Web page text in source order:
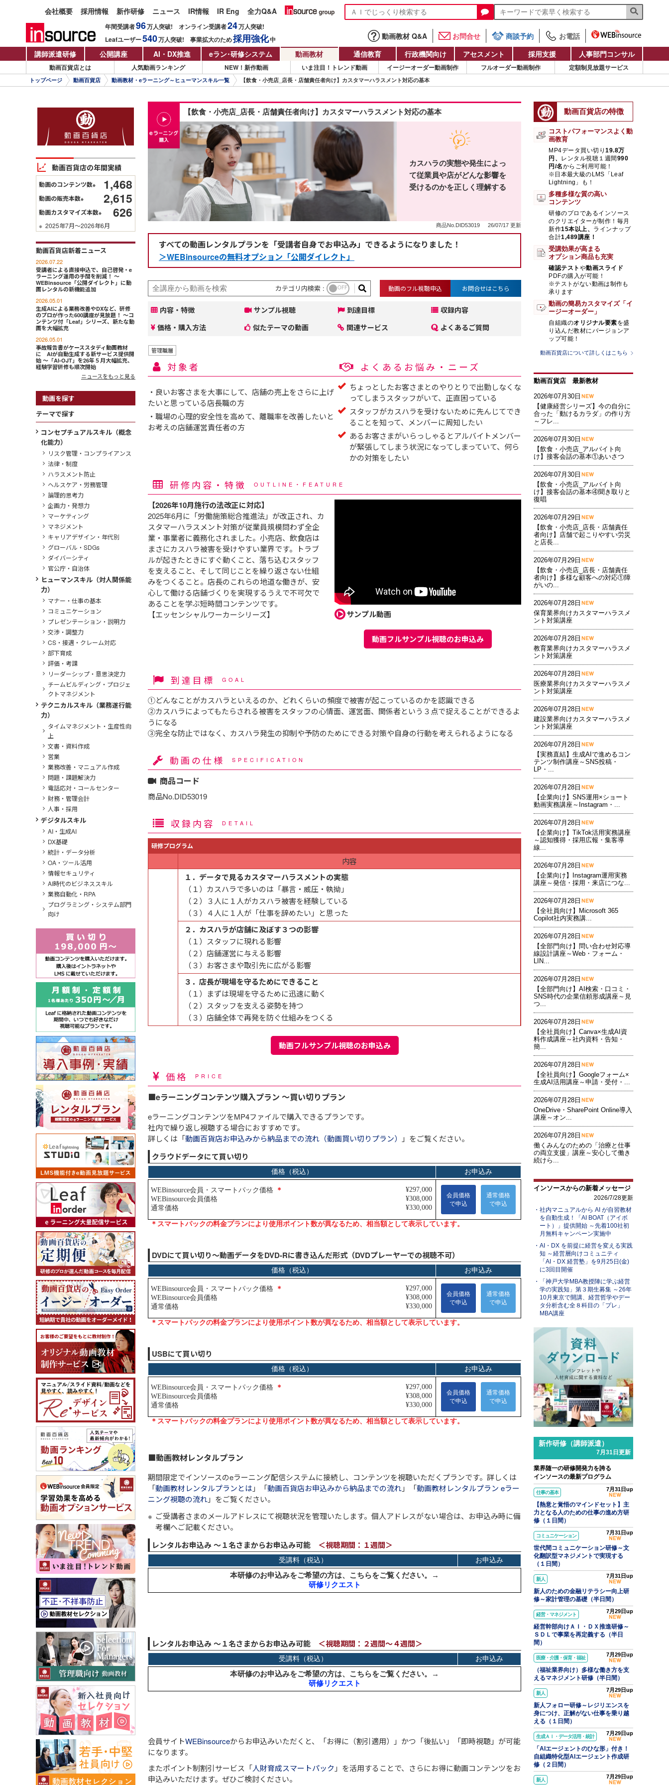
会社概要 採用情報 新作研修 ニュース IR情報 IR Eng 全力Q&A
年間受講者96万人突破! オンライン受講者24万人突破!
Leafユーザー540万人突破! 事業拡大のため採用強化中 動画教材 Q&A お問合せ 商談予約
お電話
講師派遣研修
公開講座 AI・DX推進 eラン・研修システム 動画教材 通信教育 行政機関向け アセスメント 採用支援 人事部門コンサル
動画百貨店とは 人気動画ランキング NEW！新作動画 いま注目！トレンド動画 イージーオーダー動画制作 フルオーダー動画制作 定額制見放題サービス
トップページ 動画百貨店 動画教材・eラーニング～ヒューマンスキル一覧 【飲食・小売店_店長・店舗責任者向け】カスタマーハラスメント対応の基本
【飲食・小売店_店長・店舗責任者向け】カスタマーハラスメント対応の基本
カスハラの実態や発生によっ
て従業員や店がどんな影響を
受けるのかを正しく理解する
商品No.DID53019 26/07/17 更新
すべての動画レンタルプランを「受講者自身でお申込み」できるようになりました！
＞WEBinsourceの無料オプション「公開ダイレクト」
カテゴリ内検索 : OFF 動画のフル視聴申込 お問合せはこちら
内容・特徴 サンプル視聴 到達目標
収録内容
価格・購入方法
似たテーマの動画 関連サービス よくあるご質問
管理職層
対象者
・良いお客さまを大事にして、店舗の売上をさらに上げ
たいと思っている店長職の方
・職場の心理的安全性を高めて、離職率を改善したいと
お考えの店舗運営責任者の方
よくあるお悩み・ニーズ
ちょっとしたお客さまとのやりとりで出勤しなくな
ってしまうスタッフがいて、正直困っている
スタッフがカスハラを受けないために先んじてでき
ることを知って、メンバーに周知したい
あるお客さまがいらっしゃるとアルバイトメンバー
が緊張してしまう状況になってしまっていて、何ら
かの対策をしたい
研修内容・特徴 OUTLINE・FEATURE
サンプル動画
動画フルサンプル視聴のお申込み
【2026年10月施行の法改正に対応】
2025年6月に「労働施策総合推進法」が改正され、カ
スタマーハラスメント対策が従業員規模問わず全企
業・事業者に義務化されました。小売店、飲食店は
まさにカスハラ被害を受けやすい業界です。トラブ
ルが起きたときにすぐ動くこと、落ち込むスタッフ
を支えること、そして同じことを繰り返さない仕組
みをつくること。店長のこれらの地道な働きが、安
心して働ける店舗づくりを実現するうえで不可欠で
あることを学ぶ短時間コンテンツです。
【エッセンシャルワーカーシリーズ】
到達目標 GOAL
①どんなことがカスハラといえるのか、どれくらいの頻度で被害が起こっているのかを認識できる
②カスハラによってもたらされる被害をスタッフの心情面、運営面、関係者という３点で捉えることができるよ
うになる
③完全な防止ではなく、カスハラ発生の抑制や予防のためにできる対策や自身の行動を考えられるようになる
動画の仕様 SPECIFICATION
商品コード
商品No.DID53019
収録内容 DETAIL
研修プログラム
内容
１．データで見るカスタマーハラスメントの実態
（１）カスハラで多いのは「暴言・威圧・執拗」
（２）３人に１人がカスハラ被害を経験している
（３）４人に１人が「仕事を辞めたい」と思った
２．カスハラが店舗に及ぼす３つの影響
（１）スタッフに現れる影響
（２）店舗運営に与える影響
（３）お客さまや取引先に広がる影響
３．店長が現場を守るためにできること
（１）まずは現場を守るために迅速に動く
（２）スタッフを支える姿勢を持つ
（３）店舗全体で再発を防ぐ仕組みをつくる
動画フルサンプル視聴のお申込み
価格 PRICE
■eラーニングコンテンツ購入プラン ～買い切りプラン
eラーニングコンテンツをMP4ファイルで購入できるプランです。
社内で繰り返し視聴する場合におすすめです。
詳しくは「動画百貨店お申込みから納品までの流れ（動画買い切りプラン） 」をご覧ください。
クラウドデータにて買い切り
DVDにて買い切り～動画データをDVD-Rに書き込んだ形式（DVDプレーヤーでの視聴不可）
USBにて買い切り
■動画教材レンタルプラン
期間限定でインソースのeラーニング配信システムに接続し、コンテンツを視聴いただくプランです。詳しくは
「動画教材レンタルプランとは 」「動画百貨店お申込みから納品までの流れ」「動画教材レンタルプラン eラー
ニング視聴の流れ」をご覧ください。
ご受講者さまのメールアドレスにて視聴状況を管理いたします。個人アドレスがない場合は、お申込み時に備
考欄へご記載ください。
レンタルお申込み ～１名さまからお申込み可能 ＜視聴期間：１週間＞
レンタルお申込み ～１名さまからお申込み可能 ＜視聴期間：２週間～４週間＞
会員サイトWEBinsourceからお申込みいただくと、 「お得に（割引適用）」 かつ 「後払い」 「即時視聴」 が可能
になります。
またポイント制割引サービス「人財育成スマートパック 」を活用することで、さらにお得に動画コンテンツをお
申込みいただけます。ぜひご検討ください。
動画百貨店の年間実績
動画のコンテンツ数※ 1,468
動画の販売本数※ 2,615
動画カスタマイズ本数※ 626
※ 2025年7月～2026年6月
動画百貨店新着ニュース
2026.07.22
受講者による直接申込で、自己啓発・e
ラーニング運用の手間を削減！ ～
WEBinsource「公開ダイレクト」に動
画レンタルの新機能追加
2026.05.01
生成AIによる業務改善やDXなど、研修
のプロが作った600講座が見放題！ ～コ
ンテンツ付「Leaf」シリーズ、新たな動
画を大幅拡充
2026.05.01
事故報告書がケーススタディ動画教材
に AIが自動生成する新サービス提供開
始 ～「AI-OJT」を26年５月大幅拡充、
経験学習研修も順次開始
ニュースをもっと見る
動画を探す
テーマで探す
コンセプチュアルスキル（概念
化能力）
リスク管理・コンプライアンス
法律・制度
ハラスメント防止
ヘルスケア・労務管理
論理的思考力
企画力・発想力
マーケティング
マネジメント
キャリアデザイン・年代別
グローバル・SDGs
ダイバーシティ
官公庁・自治体
ヒューマンスキル（対人関係能
力）
マナー・仕事の基本
コミュニケーション
プレゼンテーション・説明力
交渉・調整力
CS・接遇・クレーム対応
部下育成
評価・考課
リーダーシップ・意思決定力
チームビルディング・プロジェ
クトマネジメント
テクニカルスキル（業務遂行能
力）
タイムマネジメント・生産性向
上
文書・資料作成
営業
業務改善・マニュアル作成
問題・課題解決力
電話応対・コールセンター
財務・管理会計
人事・採用
デジタルスキル
AI・生成AI
DX基礎
統計・データ分析
OA・ツール活用
情報セキュリティ
AI時代のビジネススキル
業務自動化・RPA
プログラミング・システム部門
向け
動画百貨店の特徴
コストパフォーマンスよく動
画教育
MP4データ買い切り 19.8万
円、
レンタル視聴１週間990
円/名からご利用可能！
※日本最大級のLMS「Leaf
Lightning」も！
多種多様な質の高い
コンテンツ
研修のプロであるインソース
のクリエイターが制作！毎月
新作15本以上、 ラインナップ
合計1,489講座！
受講効果が高まる
オプション商品も充実
確認テスト や動画スライド
PDFの購入が可能！
※テストがない動画は制作も
承ります
動画の簡易カスタマイズ「イ
ージーオーダー」
自組織のオリジナル要素を盛
り込んだ教材にバージョンア
ップ可能！
動画百貨店について詳しくはこちら
動画百貨店 最新教材
2026年07月30日
【健康経営シリーズ】今の自分に
合った「動けるカラダ」の作り方
～フレ...
2026年07月30日
【飲食・小売店_アルバイト向
け】接客会話の基本①あいさつ
2026年07月30日
【飲食・小売店_アルバイト向
け】接客会話の基本④聞き取りと
復唱
2026年07月29日
【飲食・小売店_店長・店舗責任
者向け】店舗で起こりやすい労災
と店長...
2026年07月29日
【飲食・小売店_店長・店舗責任
者向け】多様な顧客への対応①障
がいの...
2026年07月28日
保育業界向けカスタマーハラスメ
ント対策講座
2026年07月28日
教育業界向けカスタマーハラスメ
ント対策講座
2026年07月28日
医療業界向けカスタマーハラスメ
ント対策講座
2026年07月28日
建設業界向けカスタマーハラスメ
ント対策講座
2026年07月28日
【実務直結】生成AIで進めるコン
テンツ制作講座～SNS投稿・
LP・...
2026年07月28日
【企業向け】SNS運用×ショート
動画実務講座～Instagram・...
2026年07月28日
【企業向け】TikTok活用実務講座
～認知獲得・採用広報・集客導
線...
2026年07月28日
【企業向け】Instagram運用実務
講座～発信・採用・来店につな...
2026年07月28日
【全社員向け】Microsoft 365
Copilot社内実務講...
2026年07月28日
【全部門向け】問い合わせ対応導
線設計講座～Web・フォーム・
LIN...
2026年07月28日
【全部門向け】AI検索・口コミ・
SNS時代の企業信頼形成講座～見
つ...
2026年07月28日
【全社員向け】Canva×生成AI資
料作成講座～社内資料・告知・
簡...
2026年07月28日
【全社員向け】Googleフォーム×
生成AI活用講座～申請・受付・...
2026年07月28日
OneDrive・SharePoint Online導入
講座～オン...
2026年07月28日
働くみんなのための「治療と仕事
の両立支援」講座～安心して働き
続けら...
インソースからの新着メッセージ
2026/7/28更新
社内マニュアルから AI が自習教材
を自動生成！「AI BOAT（アイボ
ート）」提供開始 ～先着100社初
月無料キャンペーン実施中
AI・DX を前提に経営を変える実践
知 ～経営層向けコミュニティ
「AI・DX 経営塾」を9月25日(金)
に3回目開催
「神戸大学MBA教授陣に学ぶ経営
学の実践知」第３期生募集 ～26年
10月東京で開講、経営哲学やデー
タ分析含む全８科目の「プレ」
MBA講座
Jul.31
インソースブログ「東へ西へ」
コラム「パワークエリでできること
～Excelの面倒な繰り返し作業を自
動化して時短する」のご紹介
新作研修（講師派遣）
7月31日更新
業界随一の研修開発力を誇る
インソースの最新プログラム
仕事の基本 7月31日up
【熱意と覚悟のマインドセット】主
力となる人のための仕事の進め方研
修（１日間）
コミュニケーション 7月31日up
世代間コミュニケーション研修～文
化翻訳型マネジメントで実現する
（１日間）
新人 7月31日up
新人のための金融リテラシー向上研
修～家計管理の基礎（半日間）
経営・マネジメント 7月29日up
経営幹部向けＡＩ・ＤＸ推進研修～
ＳＤＬで事業を再定義する（半日
間）
医療・介護・保育・福祉 7月29日up
（福祉業界向け）多様な働き方を支
えるマネジメント研修（半日間）
新人 7月29日up
新人フォロー研修～レジリエンスを
身につけ、正解がない仕事を乗り越
える（１日間）
生成ＡＩ・データ活用・統計 7月29日up
「AIエージェントのひな形」付き！
自組織特化型AIエージェント作成研
修（２日間）
新人 7月29日up